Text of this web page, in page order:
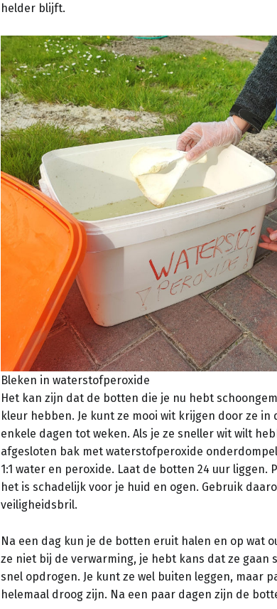
helder blijft.
Bleken in waterstofperoxide
Het kan zijn dat de botten die je nu hebt
kleur hebben. Je kunt ze mooi wit krijgen door ze
enkele dagen tot weken. Als je ze sneller wit wilt
afgesloten bak met waterstofperoxide
1:1 water en peroxide. Laat de botten 24 uur liggen.
het is schadelijk voor je huid en ogen. Gebruik
veiligheidsbril.
Na een dag kun je de botten eruit halen en op wat
ze niet bij de verwarming, je hebt kans dat ze gaan
snel opdrogen. Je kunt ze wel buiten leggen, maar
helemaal droog zijn. Na een paar dagen zijn de